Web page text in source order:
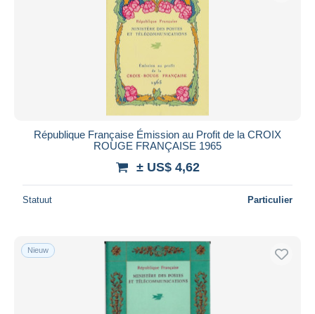
République Française Émission au Profit de la CROIX
ROUGE FRANÇAISE 1965
± US$ 4,62
Statuut Particulier
Nieuw